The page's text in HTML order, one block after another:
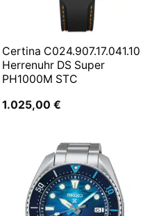
Certina C024.907.17.041.10
Herrenuhr DS Super
PH1000M STC
1.025,00€